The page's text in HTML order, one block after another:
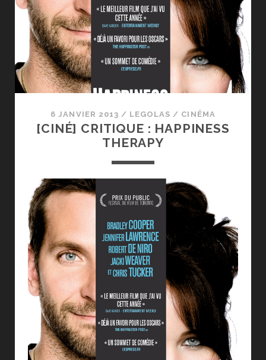
6 JANVIER 2013 / LEGOLAS / CINÉMA
[CINÉ] CRITIQUE : HAPPINESS
THERAPY